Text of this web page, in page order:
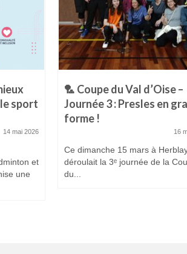
sport
14 mai 2026
et
une
🏸 Coupe du Val d’Oise –
Journée 3 : Presles en
forme !
16
Ce dimanche 15 mars à
déroulait la 3ᵉ journée de la
du...